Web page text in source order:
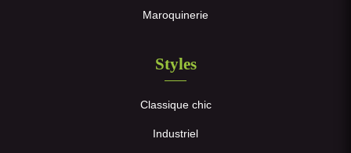
Maroquinerie
Styles
Classique chic
Industriel